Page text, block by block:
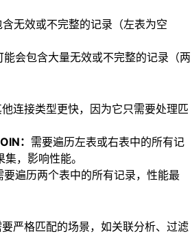
无效或不完整的记录（左表为空
能会包含大量无效或不完整的记录（两
连接类型更快，因为它只需要处理匹
： 需要遍历左表或右表中的所有记
，影响性能。
要遍历两个表中的所有记录，性能最
严格匹配的场景，如关联分析、过滤